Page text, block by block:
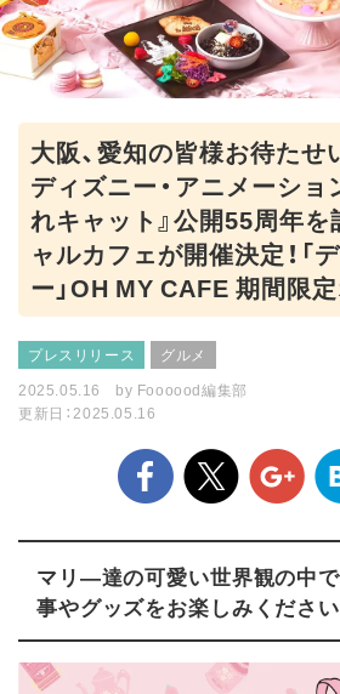
大阪、愛知の皆様お待たせ
ディズニー・アニメーショ
れキャット』公開55周年
ャルカフェが開催決定！「
ー」OH MY CAFE 期間限定
プレスリリース
グルメ
2025.05.16
by Foooood編集部
更新日：2025.05.16
マリ―達の可愛い世界観の中
事やグッズをお楽しみください